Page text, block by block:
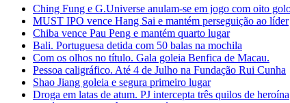
Ching Fung e G.Universe anulam-se em jogo com oito
MUST IPO vence Hang Sai e mantém perseguição ao líder
Chiba vence Pau Peng e mantém quarto lugar
Bali. Portuguesa detida com 50 balas na mochila
Com os olhos no título. Gala goleia Benfica de Macau.
Pessoa caligráfico. Até 4 de Julho na Fundação Rui Cunha
Shao Jiang goleia e segura primeiro lugar
Droga em latas de atum. PJ intercepta três quilos de heroína